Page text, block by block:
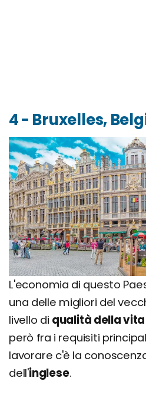
4 - Bruxelles,
L'economia di questo
una delle migliori del
livello di qualità della vita
però fra i requisiti
lavorare c'è la
dell'inglese.